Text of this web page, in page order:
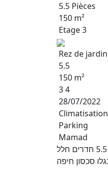
5.5 Pièces
150 m²
Etage 3
Rez de jardin
5.5
150 m²
3 4
28/07/2022
Climatisation
Parking
Mamad
בגבעת אורנים במרטין בובר דירת גן פנטהאוז מיוחד כמו בית בודד. עם כניסה נפרדת כ150 מ"ר 5.5 חדרים חלל